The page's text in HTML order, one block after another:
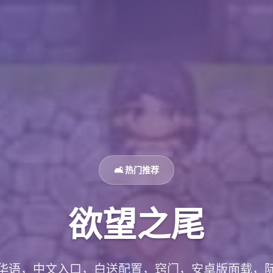
🛋️ 热门推荐
欲望之尾
语，中文入口，白送配置，窍门，安卓版面载，